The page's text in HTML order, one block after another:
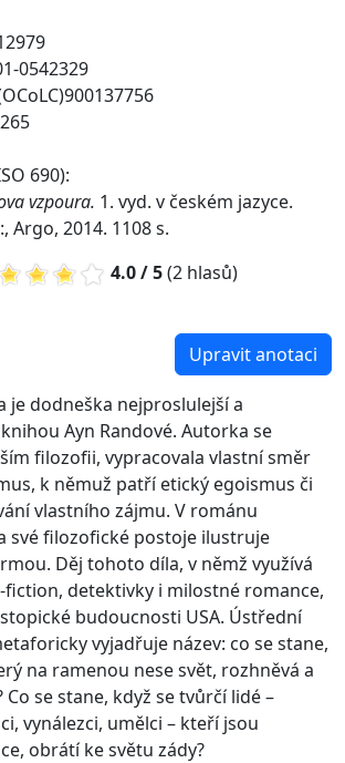
0542329
690):
vzpoura. 1. vyd. v českém jazyce.
Argo, 2014. 1108 s.
4.0 / 5(2 hlasů)
Upravit anotaci
je dodneška nejproslulejší a
Ayn Randové. Autorka se
filozofii, vypracovala vlastní směr
k němuž patří etický egoismus či
vlastního zájmu. V románu
své filozofické postoje ilustruje
Děj tohoto díla, v němž využívá
fiction, detektivky i milostné romance,
budoucnosti USA. Ústřední
vyjadřuje název: co se stane,
na ramenou nese svět, rozhněvá a
se stane, když se tvůrčí lidé –
vynálezci, umělci – kteří jsou
obrátí ke světu zády?